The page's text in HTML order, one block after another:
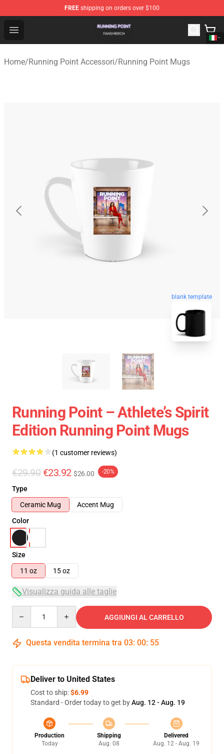
FREE shipping on orders over $100
Open menu
Running Point Shop - Official Running Point
Home/Running Point Accessori/Running Point Mugs
blank template
Running Point – Athlete’s Spirit
Edition Running Point Mugs
(1 customer reviews)
€29.90 €23.92 $26.00 -20%
Type
Ceramic Mug
Accent Mug
Color
Size
11 oz
15 oz
Visualizza guida alle taglie
AGGIUNGI AL CARRELLO
Questa vendita termina tra 03: 00: 54
Deliver to United States
Cost to ship:$6.99
Standard - Order today to get byAug. 12 - Aug. 19
Production
Today
Shipping
Aug. 08
Delivered
Aug. 12 - Aug. 19